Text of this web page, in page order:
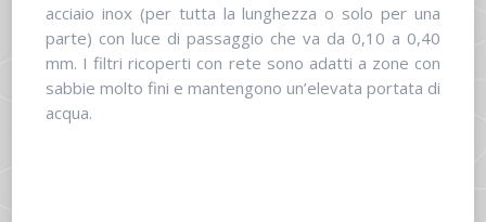
acciaio inox (per tutta la lunghezza o solo per una
parte) con luce di passaggio che va da 0,10 a 0,40
mm. I filtri ricoperti con rete sono adatti a zone con
sabbie molto fini e mantengono un’elevata portata di
acqua.